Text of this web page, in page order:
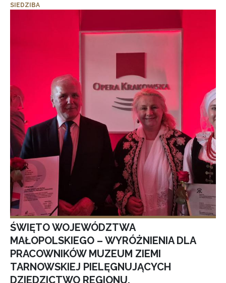
SIEDZIBA
ŚWIĘTO WOJEWÓDZTWA
MAŁOPOLSKIEGO – WYRÓŻNIENIA DLA
PRACOWNIKÓW MUZEUM ZIEMI
TARNOWSKIEJ PIELĘGNUJĄCYCH
DZIEDZICTWO REGIONU.